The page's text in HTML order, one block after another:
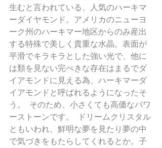
生むと言われている、人気のハーキマ
ーダイヤモンド。アメリカのニューヨ
ーク州のハーキマー地区からのみ産出
する特殊で美しく貴重な水晶。表面が
平滑でキラキラとした強い光で、他に
は類を見ない完ぺきな存在はまるでダ
イアモンドに見える為、ハーキマーダ
イアモンドと呼ばれるようになったそ
う。  そのため、小さくても高価なパワ
ーストーンです。  ドリームクリスタル
ともいわれ、鮮明な夢を見たり夢の中
で気づきをもたらしてくれるとか。子